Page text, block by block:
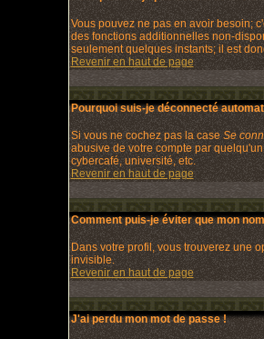
Vous pouvez ne pas en avoir besoin;
des fonctions additionnelles non-
seulement quelques instants; il est
Revenir en haut de page
Pourquoi suis-je déconnecté
Si vous ne cochez pas la caseSe
abusive de votre compte par
cybercafé, université, etc.
Revenir en haut de page
Comment puis-je éviter que mon
Dans votre profil, vous trouverez une
invisible.
Revenir en haut de page
J'ai perdu mon mot de passe !